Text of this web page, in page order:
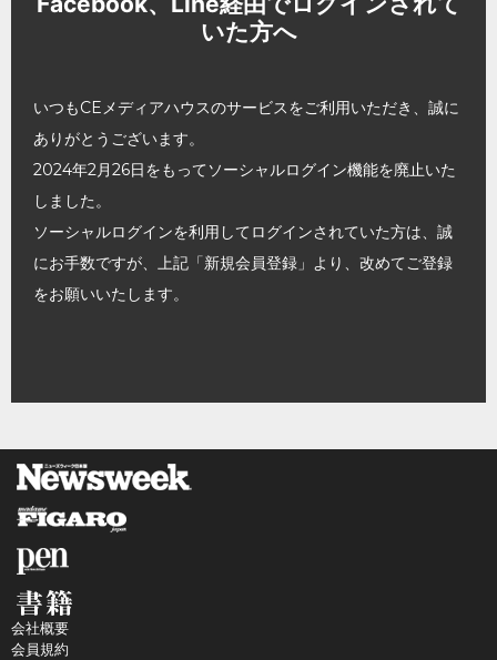
いた方へ
いつもCEメディアハウスのサービスをご利用いただき、誠に
ありがとうございます。
2024年2月26日をもってソーシャルログイン機能を廃止いた
しました。
ソーシャルログインを利用してログインされていた方は、誠
にお手数ですが、上記「新規会員登録」より、改めてご登録
をお願いいたします。
会社概要
会員規約